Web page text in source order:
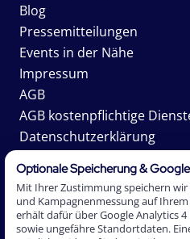
Blog
Pressemitteilungen
Events in der Nähe
Impressum
AGB
AGB kostenpflichtige
Datenschutzerklärung
2026 Termine.de AG.
Optionale Speicherung &
Mit Ihrer Zustimmung speichern
und Kampagnenmessung auf
erhält dafür über Google Analytics
sowie ungefähre Standortdaten.